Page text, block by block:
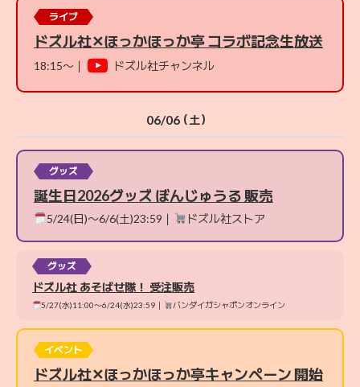
ライブ
ドズル社✕ほっかほっか亭 コラボ記念生放送
18:15〜｜ ドズル社チャンネル
06/06（土）
グッズ
誕生日2026グッズ ぼんじゅうる 販売
5/24(日)〜6/6(土)23:59｜ ドズル社ストア
グッズ
ドズル社 あそばせ隊！ 受注販売
5/27(水)11:00〜6/24(水)23:59｜ バンダイガシャポンオンライン
イベント
ドズル社✕ほっかほっか亭キャンペーン 開始